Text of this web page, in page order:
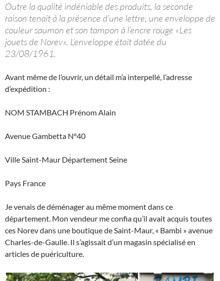
Outre la qualité indéniable des produits, la seconde
raison tenait à la présence d’une lettre, une enveloppe de
couleur saumon et son tampon à l’encre rouge «Les
jouets de Norev». L’enveloppe était datée du
23/08/1961.
Avant même de l’ouvrir, un détail m’a interpellé, l’adresse
d’expédition :
NOM STAMBACH Prénom Alain
Avenue Gambetta N°40
Ville Saint-Maur Département Seine
Pays France
Je venais de déménager au même moment dans ce
département. Mon vendeur me confia qu’il avait acquis toutes
ces Norev dans une boutique de Saint-Maur, « Bambi » avenue
Charles-de-Gaulle. Il s’agissait d’un magasin spécialisé en
articles de puériculture.